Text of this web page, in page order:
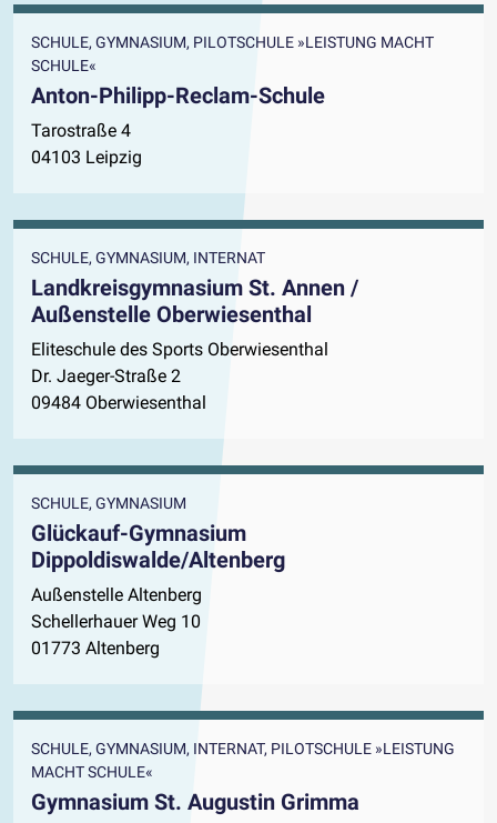
SCHULE, GYMNASIUM, PILOTSCHULE »LEISTUNG MACHT
SCHULE«
Anton-Philipp-Reclam-Schule
Tarostraße 4
04103 Leipzig
SCHULE, GYMNASIUM, INTERNAT
Landkreisgymnasium St. Annen /
Außenstelle Oberwiesenthal
Eliteschule des Sports Oberwiesenthal
Dr. Jaeger-Straße 2
09484 Oberwiesenthal
SCHULE, GYMNASIUM
Glückauf-Gymnasium
Dippoldiswalde/Altenberg
Außenstelle Altenberg
Schellerhauer Weg 10
01773 Altenberg
SCHULE, GYMNASIUM, INTERNAT, PILOTSCHULE »LEISTUNG
MACHT SCHULE«
Gymnasium St. Augustin Grimma